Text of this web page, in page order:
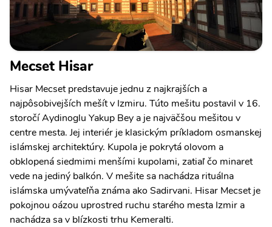
Mecset Hisar
Hisar Mecset predstavuje jednu z najkrajších a
najpôsobivejších mešít v Izmiru. Túto mešitu postavil v 16.
storočí Aydinoglu Yakup Bey a je najväčšou mešitou v
centre mesta. Jej interiér je klasickým príkladom osmanskej
islámskej architektúry. Kupola je pokrytá olovom a
obklopená siedmimi menšími kupolami, zatiaľ čo minaret
vede na jediný balkón. V mešite sa nachádza rituálna
islámska umývateľňa známa ako Sadirvani. Hisar Mecset je
pokojnou oázou uprostred ruchu starého mesta Izmir a
nachádza sa v blízkosti trhu Kemeralti.